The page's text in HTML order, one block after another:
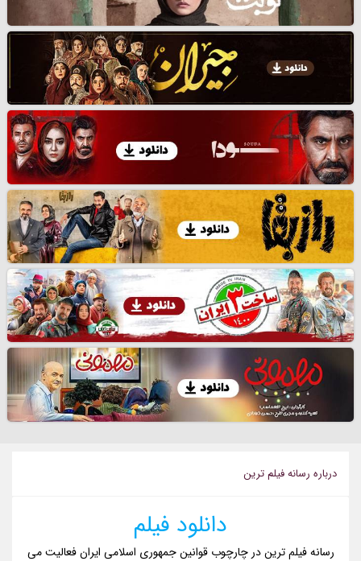
درباره رسانه فيلم ترين
دانلود فیلم
رسانه فیلم ترین در چارچوب قوانین جمهوری اسلامی ایران فعالیت می